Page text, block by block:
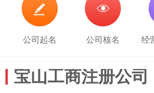

公司起名

公司核名 经
宝山工商注册公司